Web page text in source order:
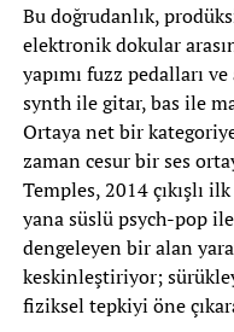
Bu doğrudanlık,
elektronik dokular
yapımı fuzz pedalları
synth ile gitar, bas ile
Ortaya net bir kategoriye
zaman cesur bir ses
Temples, 2014 çıkışlı
yana süslü psych-pop
dengeleyen bir alan
keskinleştiriyor;
fiziksel tepkiyi öne